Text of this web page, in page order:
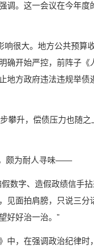
。这一会议在今年度
很大。地方公共预算
开始严控，前阵子
方政府违法违规举
升，偿债压力也随之
颇为耐人寻味——
字、造假政绩信手
面拍肩膀，只说三
好好治一治。”
，在强调政治纪律时